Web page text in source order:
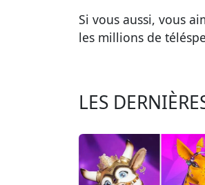
Si vous aussi, vous
les millions de
LES